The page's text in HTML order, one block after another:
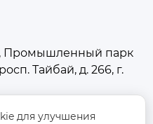
Промышленный парк
Тайбай, д. 266, г.
для улучшения